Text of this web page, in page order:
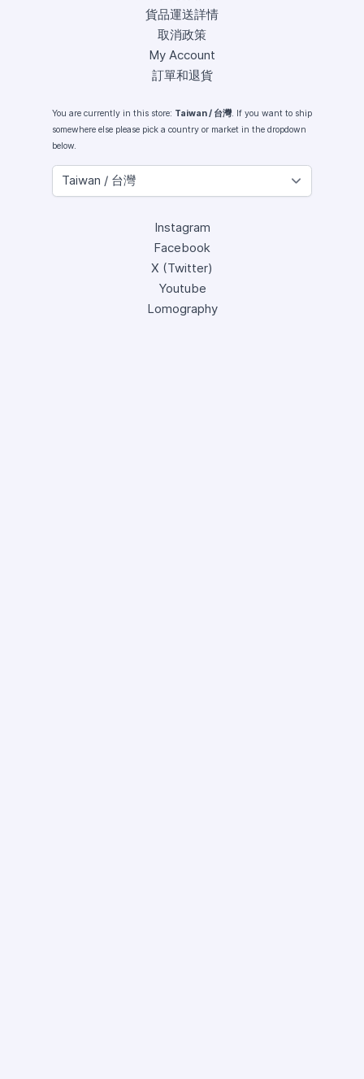
貨品運送詳情
取消政策
My Account
訂單和退貨
You are currently in this store: Taiwan / 台灣. If you want to ship
somewhere else please pick a country or market in the dropdown
below.
Instagram
Facebook
X (Twitter)
Youtube
Lomography